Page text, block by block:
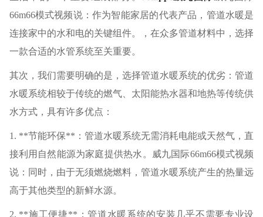
66m66模式视频说：作为智能家居的代表产品，管道水暖是
连接家中的水和电的关键组件。，在众多管道材料中，选择
一款合适的水管系统至关重要。
其次，我们需要明确的是，选择管道水暖系统的优劣：管道
水暖系统相较于传统的燃气、太阳能热水器和地热等传统供
水方式，具有许多优点：
1. **节能环保**：管道水暖系统无需消耗电能或天然气，直
接利用自然能源为家庭提供热水。威九国际66m66模式视频
说：同时，由于无须燃烧燃料，管道水暖系统产生的热量远
高于其他类型的新鲜水源。
2. **施工便捷**：管道水暖系统的安装几乎不需要专业设